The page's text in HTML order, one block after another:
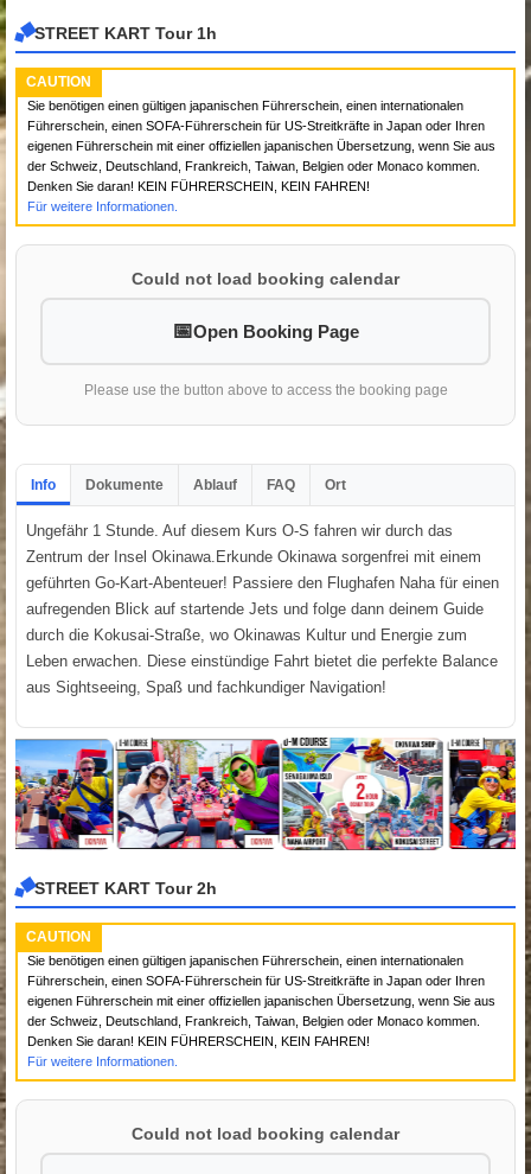
STREET KART Tour 1h
CAUTION
Sie benötigen einen gültigen japanischen Führerschein, einen internationalen
Führerschein, einen SOFA-Führerschein für US-Streitkräfte in Japan oder Ihren
eigenen Führerschein mit einer offiziellen japanischen Übersetzung, wenn Sie aus
der Schweiz, Deutschland, Frankreich, Taiwan, Belgien oder Monaco kommen.
Denken Sie daran! KEIN FÜHRERSCHEIN, KEIN FAHREN!
Für weitere Informationen.
Could not load booking calendar
Open Booking Page
Please use the button above to access the booking page
Info Dokumente Ablauf FAQ Ort
Ungefähr 1 Stunde. Auf diesem Kurs O-S fahren wir durch das
Zentrum der Insel Okinawa.Erkunde Okinawa sorgenfrei mit einem
geführten Go-Kart-Abenteuer! Passiere den Flughafen Naha für einen
aufregenden Blick auf startende Jets und folge dann deinem Guide
durch die Kokusai-Straße, wo Okinawas Kultur und Energie zum
Leben erwachen. Diese einstündige Fahrt bietet die perfekte Balance
aus Sightseeing, Spaß und fachkundiger Navigation!
STREET KART Tour 2h
CAUTION
Sie benötigen einen gültigen japanischen Führerschein, einen internationalen
Führerschein, einen SOFA-Führerschein für US-Streitkräfte in Japan oder Ihren
eigenen Führerschein mit einer offiziellen japanischen Übersetzung, wenn Sie aus
der Schweiz, Deutschland, Frankreich, Taiwan, Belgien oder Monaco kommen.
Denken Sie daran! KEIN FÜHRERSCHEIN, KEIN FAHREN!
Für weitere Informationen.
Could not load booking calendar